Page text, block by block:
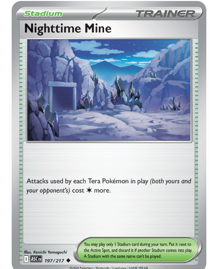
Aktueller Marktpreis
€0,23
Normal
€0,37
Preise werden täglich aktualisiert.